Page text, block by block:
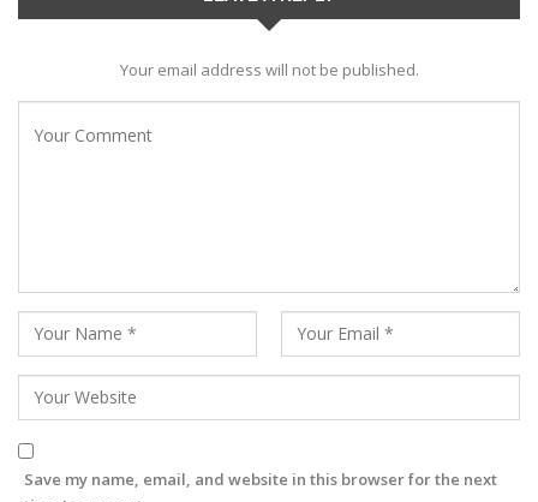
Your email address will not be published.
Save my name, email, and website in this browser for the next